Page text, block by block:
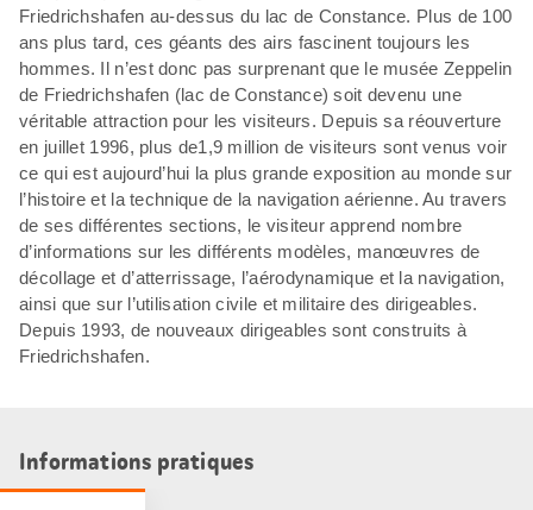
Friedrichshafen au-dessus du lac de Constance. Plus de 100
ans plus tard, ces géants des airs fascinent toujours les
hommes. Il n’est donc pas surprenant que le musée Zeppelin
de Friedrichshafen (lac de Constance) soit devenu une
véritable attraction pour les visiteurs. Depuis sa réouverture
en juillet 1996, plus de1,9 million de visiteurs sont venus voir
ce qui est aujourd’hui la plus grande exposition au monde sur
l’histoire et la technique de la navigation aérienne. Au travers
de ses différentes sections, le visiteur apprend nombre
d’informations sur les différents modèles, manœuvres de
décollage et d’atterrissage, l’aérodynamique et la navigation,
ainsi que sur l’utilisation civile et militaire des dirigeables.
Depuis 1993, de nouveaux dirigeables sont construits à
Friedrichshafen.
Informations pratiques